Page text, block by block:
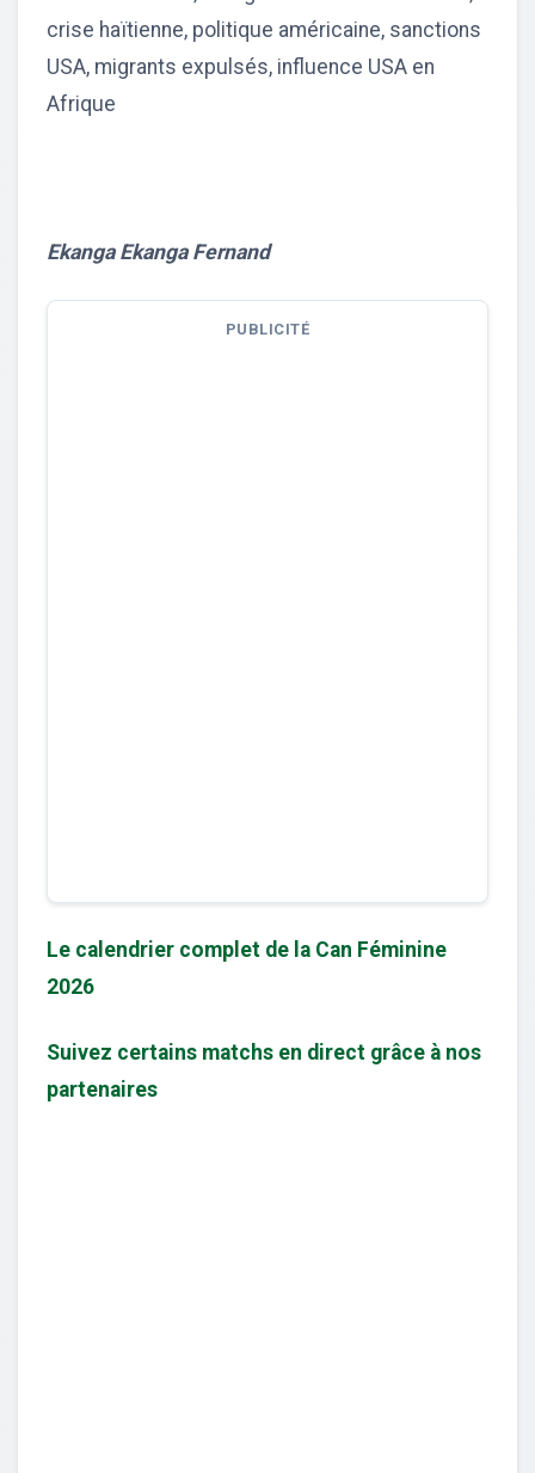
crise haïtienne, politique américaine, sanctions
USA, migrants expulsés, influence USA en
Afrique
Ekanga Ekanga Fernand
PUBLICITÉ
Le calendrier complet de la Can Féminine
2026
Suivez certains matchs en direct grâce à nos
partenaires